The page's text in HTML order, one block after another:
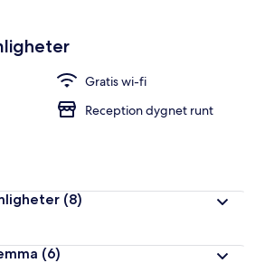
Gratis wi-fi
Reception dygnet runt
(8)
(6)